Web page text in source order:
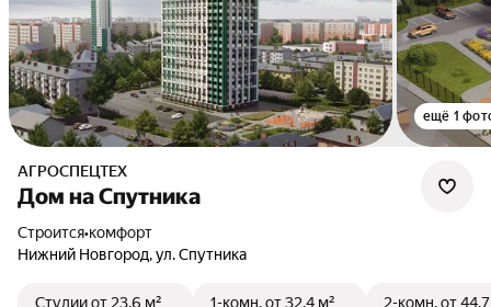
ещё 1
АГРОСПЕЦТЕХ
Дом на Спутника
Строится•комфорт
Нижний Новгород, ул. Спутника
Студииот 23,6 м² 1-комн.от 32,4 м² 2-комн.от